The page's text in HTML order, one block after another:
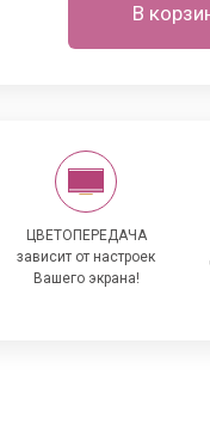
В
ЦВЕТОПЕРЕДАЧА
зависит от настроек
Вашего экрана!